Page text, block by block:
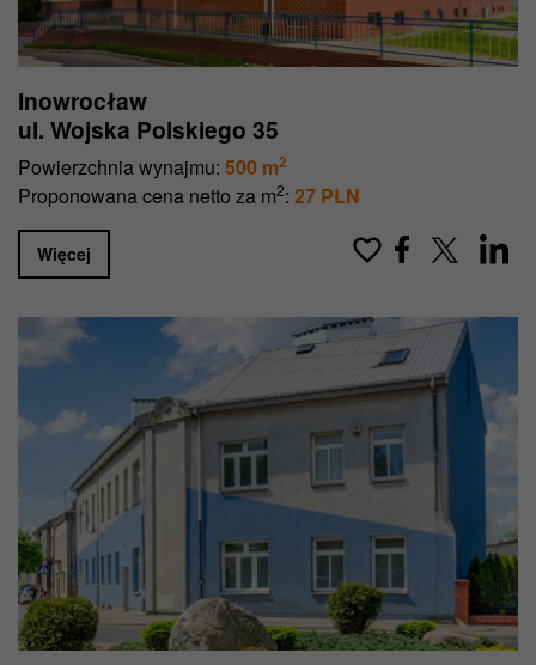
Inowrocław
ul. Wojska Polskiego 35
Powierzchnia wynajmu: 500 m2
Proponowana cena netto za m2: 27 PLN
Więcej